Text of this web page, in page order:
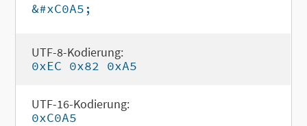
&#xC0A5;
UTF-8-Kodierung:
0xEC 0x82 0xA5
UTF-16-Kodierung:
0xC0A5